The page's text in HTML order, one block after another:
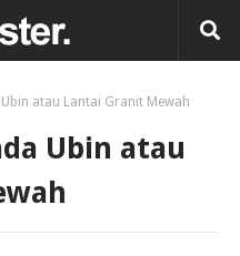
atau Lantai Granit Mewah
Ubin atau